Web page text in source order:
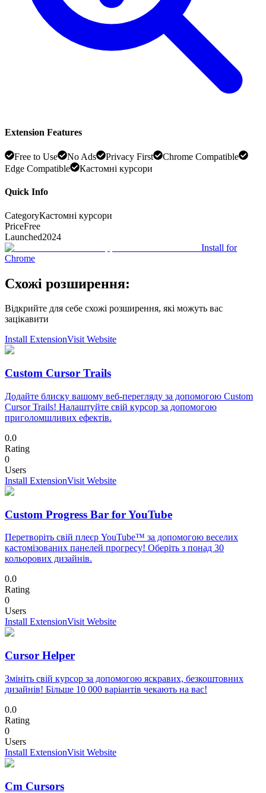
Extension Features
Free to Use No Ads Privacy First
Chrome Compatible
Edge Compatible
Кастомні курсори
Quick Info
CategoryКастомні курсори
PriceFree
Launched2024
Install for
Chrome
Схожі розширення:
Відкрийте для себе схожі розширення, які можуть вас
зацікавити
Install ExtensionVisit Website
Custom Cursor Trails
Додайте блиску вашому веб-перегляду за допомогою Custom
Cursor Trails! Налаштуйте свій курсор за допомогою
приголомшливих ефектів.
0.0
Rating
0
Users
Install ExtensionVisit Website
Custom Progress Bar for YouTube
Перетворіть свій плеєр YouTube™ за допомогою веселих
кастомізованих панелей прогресу! Оберіть з понад 30
кольорових дизайнів.
0.0
Rating
0
Users
Install ExtensionVisit Website
Cursor Helper
Змініть свій курсор за допомогою яскравих, безкоштовних
дизайнів! Більше 10 000 варіантів чекають на вас!
0.0
Rating
0
Users
Install ExtensionVisit Website
Cm Cursors